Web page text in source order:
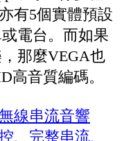
有5個實體預設
電台。而如果
那麼VEGA也
高音質編碼。